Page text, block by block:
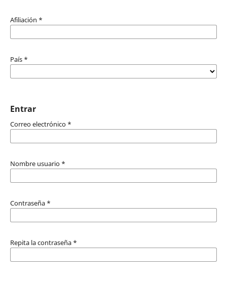
Afiliación *
País *
Entrar
Correo electrónico *
Nombre usuario *
Contraseña *
Repita la contraseña *